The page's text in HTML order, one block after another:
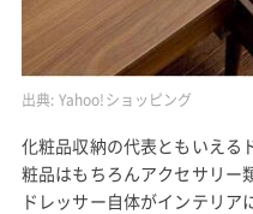
出典: Yahoo!ショッピング
化粧品収納の代表ともいえる
粧品はもちろんアクセサリー
ドレッサー自体がインテリア